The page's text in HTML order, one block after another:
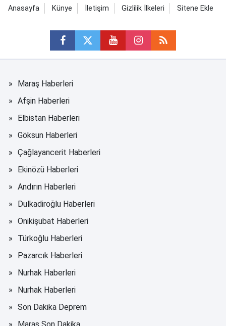
Anasayfa Künye İletişim Gizlilik İlkeleri Sitene Ekle
Maraş Haberleri
Afşin Haberleri
Elbistan Haberleri
Göksun Haberleri
Çağlayancerit Haberleri
Ekinözü Haberleri
Andırın Haberleri
Dulkadiroğlu Haberleri
Onikişubat Haberleri
Türkoğlu Haberleri
Pazarcık Haberleri
Nurhak Haberleri
Nurhak Haberleri
Son Dakika Deprem